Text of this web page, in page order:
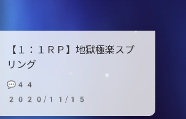
【１：１ＲＰ】地獄極楽スプ
リング
💬44
2020/11/15